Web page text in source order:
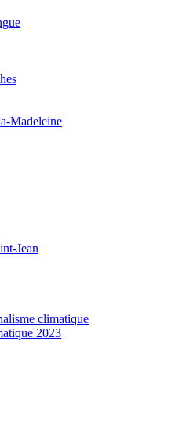
Madeleine
Jean
climatique
2023